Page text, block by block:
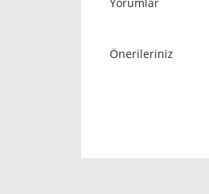
Önerileriniz